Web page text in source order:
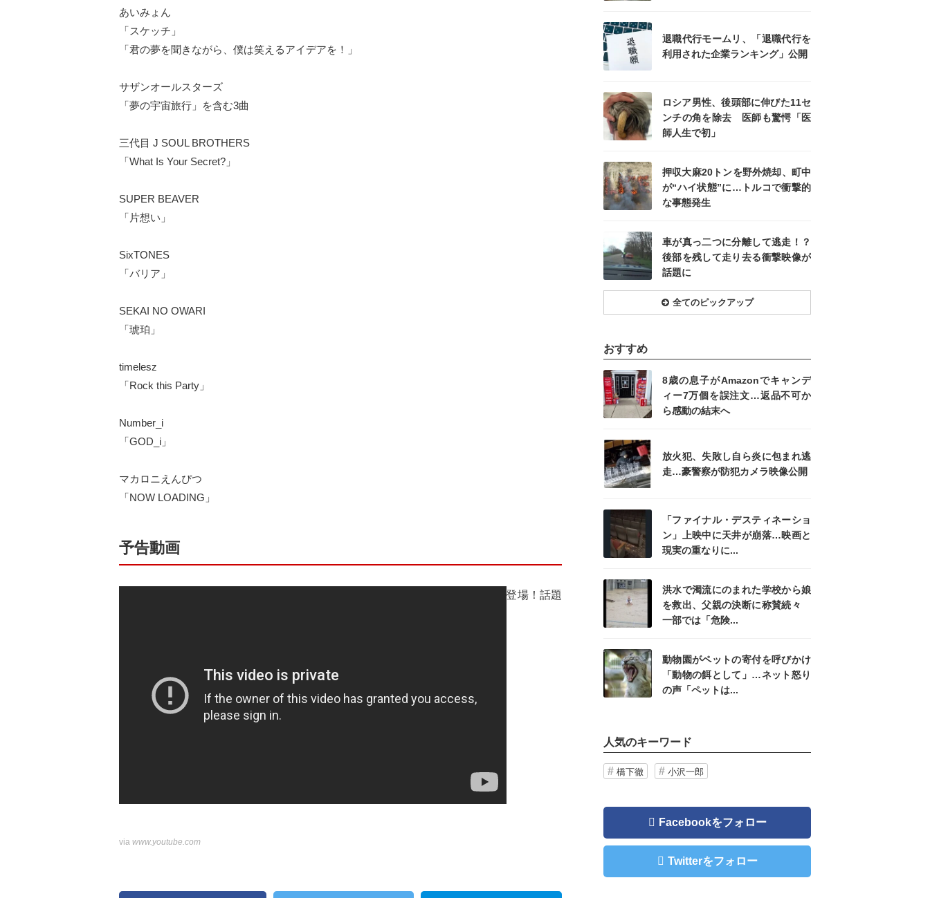
あいみょん
「スケッチ」
「君の夢を聞きながら、僕は笑えるアイデアを！」
サザンオールスターズ
「夢の宇宙旅行」を含む3曲
三代目 J SOUL BROTHERS
「What Is Your Secret?」
SUPER BEAVER
「片想い」
SixTONES
「バリア」
SEKAI NO OWARI
「琥珀」
timelesz
「Rock this Party」
Number_i
「GOD_i」
マカロニえんぴつ
「NOW LOADING」
予告動画
【Mステ2時間SP】21日(金)よる8時から！サザンオールスターズが2年ぶりに登場！話題
via www.youtube.com
退職代行モームリ、「退職代行を
利用された企業ランキング」公開
ロシア男性、後頭部に伸びた11セ
ンチの角を除去 医師も驚愕「医
師人生で初」
押収大麻20トンを野外焼却、町中
が“ハイ状態”に…トルコで衝撃的
な事態発生
車が真っ二つに分離して逃走！？
後部を残して走り去る衝撃映像が
話題に
全てのピックアップ
おすすめ
8歳の息子がAmazonでキャンデ
ィー7万個を誤注文…返品不可か
ら感動の結末へ
放火犯、失敗し自ら炎に包まれ逃
走…豪警察が防犯カメラ映像公開
「ファイナル・デスティネーショ
ン」上映中に天井が崩落…映画と
現実の重なりに...
洪水で濁流にのまれた学校から娘
を救出、父親の決断に称賛続々
一部では「危険...
動物園がペットの寄付を呼びかけ
「動物の餌として」…ネット怒り
の声「ペットは...
人気のキーワード
橋下徹 小沢一郎
Facebookをフォロー
Twitterをフォロー